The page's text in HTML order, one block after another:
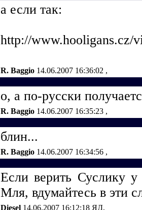
а если так:
http://www.hooligans.cz/
R. Baggio 14.06.2007 16:36:02 ,
о, а по-русски
R. Baggio 14.06.2007 16:35:23 ,
блин...
R. Baggio 14.06.2007 16:34:56 ,
Если верить Суслику у
Мля, вдумайтесь в эти
Diesel 14.06.2007 16:12:18 ЯД,